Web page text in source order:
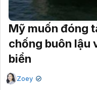
Mỹ muốn đóng
chống buôn lậu
biển
Zoey ✔